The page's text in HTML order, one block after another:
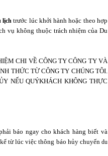
lịch trước lúc khởi hành hoặc theo hợp
vụ không thuộc trách nhiệm của Du
CHI VỀ CÔNG TY CÔNG TY VÀ
THỨC TỪ CÔNG TY CHÚNG TÔI.
NẾU QUÝKHÁCH KHÔNG THỰC
báo ngay cho khách hàng biết và
từ lúc việc thông báo hủy chuyến du